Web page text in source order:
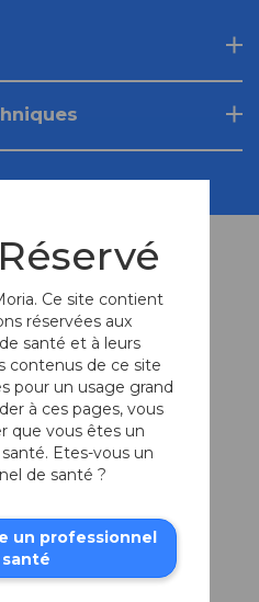
Ce site contient
réservées aux
santé et à leurs
contenus de ce site
pour un usage grand
à ces pages, vous
que vous êtes un
Etes-vous un
de santé ?
un professionnel